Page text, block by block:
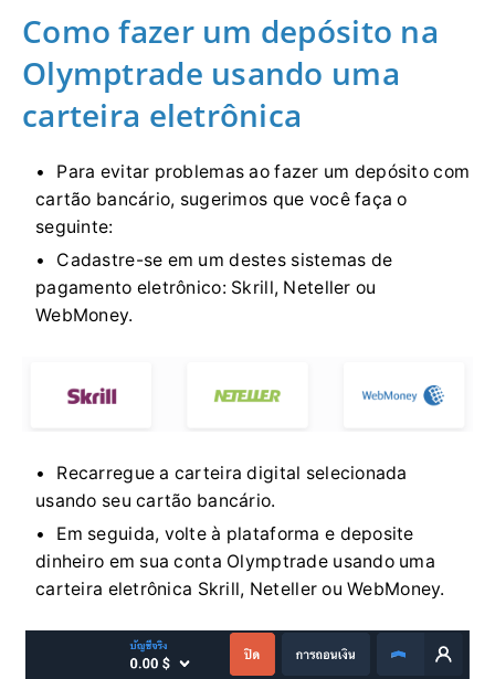
Como fazer um depósito na
Olymptrade usando uma
carteira eletrônica
Para evitar problemas ao fazer um depósito com
cartão bancário, sugerimos que você faça o
seguinte:
Cadastre-se em um destes sistemas de
pagamento eletrônico: Skrill, Neteller ou
WebMoney.
Recarregue a carteira digital selecionada
usando seu cartão bancário.
Em seguida, volte à plataforma e deposite
dinheiro em sua conta Olymptrade usando uma
carteira eletrônica Skrill, Neteller ou WebMoney.